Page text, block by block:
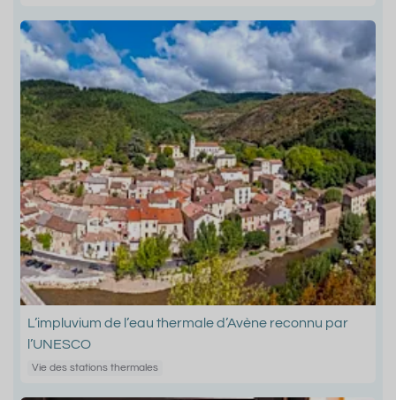
L’impluvium de l’eau thermale d’Avène reconnu par
l’UNESCO
Vie des stations thermales